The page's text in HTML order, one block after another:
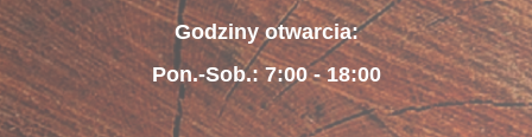
Godziny otwarcia:
Pon.-Sob.: 7:00 - 18:00